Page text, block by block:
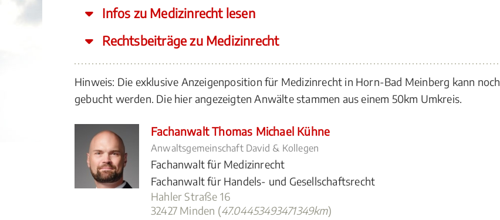
Infos zu Medizinrecht lesen
Rechtsbeiträge zu Medizinrecht
Hinweis: Die exklusive Anzeigenposition für Medizinrecht in Horn-Bad Meinberg kann noch
gebucht werden. Die hier angezeigten Anwälte stammen aus einem 50km Umkreis.
Fachanwalt Thomas Michael Kühne
Anwaltsgemeinschaft David & Kollegen
Fachanwalt für Medizinrecht
Fachanwalt für Handels- und Gesellschaftsrecht
Hahler Straße 16
32427 Minden (47.04453493471349km)